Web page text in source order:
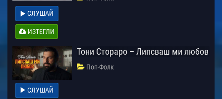
СЛУШАЙ
ИЗТЕГЛИ
Тони Стораро – Липсваш ми любов
Поп-Фолк
СЛУШАЙ